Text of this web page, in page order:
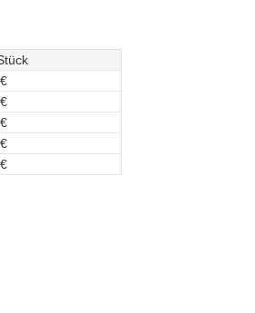
€
€
€
€
€